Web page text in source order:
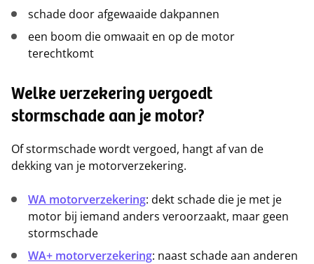
schade door afgewaaide dakpannen
een boom die omwaait en op de motor
terechtkomt
Welke verzekering vergoedt
stormschade aan je motor?
Of stormschade wordt vergoed, hangt af van de
dekking van je motorverzekering.
WA motorverzekering: dekt schade die je met je
motor bij iemand anders veroorzaakt, maar geen
stormschade
WA+ motorverzekering: naast schade aan anderen